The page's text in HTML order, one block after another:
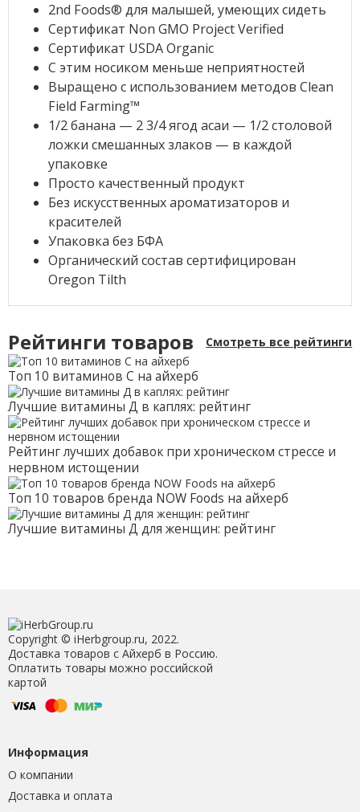
2nd Foods® для малышей, умеющих сидеть
Сертификат Non GMO Project Verified
Сертификат USDA Organic
С этим носиком меньше неприятностей
Выращено с использованием методов Clean
Field Farming™
1/2 банана — 2 3/4 ягод асаи — 1/2 столовой
ложки смешанных злаков — в каждой
упаковке
Просто качественный продукт
Без искусственных ароматизаторов и
красителей
Упаковка без БФА
Органический состав сертифицирован
Oregon Tilth
Рейтинги товаров Смотреть все рейтинги
Топ 10 витаминов С на айхерб
Лучшие витамины Д в каплях: рейтинг
Рейтинг лучших добавок при хроническом стрессе и
нервном истощении
Топ 10 товаров бренда NOW Foods на айхерб
Лучшие витамины Д для женщин: рейтинг
Copyright © iHerbgroup.ru, 2022.
Доставка товаров с Айхерб в Россию.
Оплатить товары можно российской
картой
Информация
О компании
Доставка и оплата